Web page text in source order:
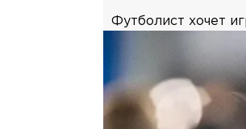
Футболист хочет